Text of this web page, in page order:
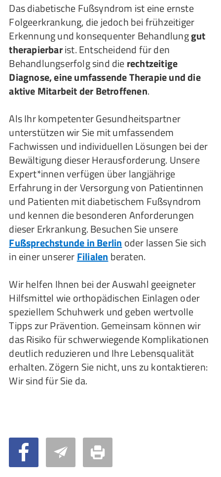
Das diabetische Fußsyndrom ist eine ernste
Folgeerkrankung, die jedoch bei frühzeitiger
Erkennung und konsequenter Behandlunggut
therapierbarist. Entscheidend für den
Behandlungserfolg sind dierechtzeitige
Diagnose, eine umfassende Therapie und die
aktive Mitarbeit der Betroffenen.
Als Ihr kompetenter Gesundheitspartner
unterstützen wir Sie mit umfassendem
Fachwissen und individuellen Lösungen bei der
Bewältigung dieser Herausforderung. Unsere
Expert*innen verfügen über langjährige
Erfahrung in der Versorgung von Patientinnen
und Patienten mit diabetischem Fußsyndrom
und kennen die besonderen Anforderungen
dieser Erkrankung. Besuchen Sie unsere
Fußsprechstunde in Berlin oder lassen Sie sich
in einer unsererFilialen beraten.
Wir helfen Ihnen bei der Auswahl geeigneter
Hilfsmittel wie orthopädischen Einlagen oder
speziellem Schuhwerk und geben wertvolle
Tipps zur Prävention. Gemeinsam können wir
das Risiko für schwerwiegende Komplikationen
deutlich reduzieren und Ihre Lebensqualität
erhalten. Zögern Sie nicht, uns zu kontaktieren:
Wir sind für Sie da.